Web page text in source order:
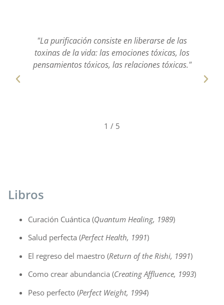
"Cuando incorporamos a la sombra ésta sana.
Cuando sana, se convierte en amor."
2 / 5
Libros
Curación Cuántica (Quantum Healing, 1989)
Salud perfecta (Perfect Health, 1991)
El regreso del maestro (Return of the Rishi, 1991)
Como crear abundancia (Creating Affluence, 1993)
Peso perfecto (Perfect Weight, 1994)